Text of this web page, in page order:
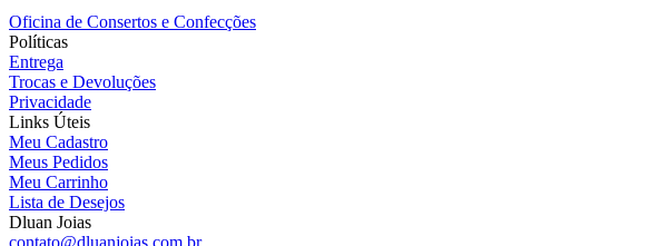
Oficina de Consertos e Confecções
Políticas
Entrega
Trocas e Devoluções
Privacidade
Links Úteis
Meu Cadastro
Meus Pedidos
Meu Carrinho
Lista de Desejos
Dluan Joias
contato@dluanjoias.com.br